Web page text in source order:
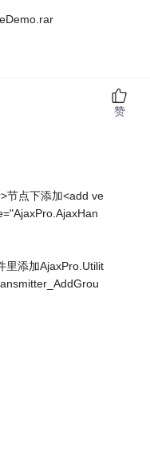
节点下添加<add ve
里添加AjaxPro.Utilit
赞